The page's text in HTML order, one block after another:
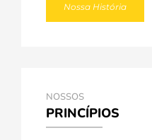
Nossa História
NOSSOS
PRINCÍPIOS